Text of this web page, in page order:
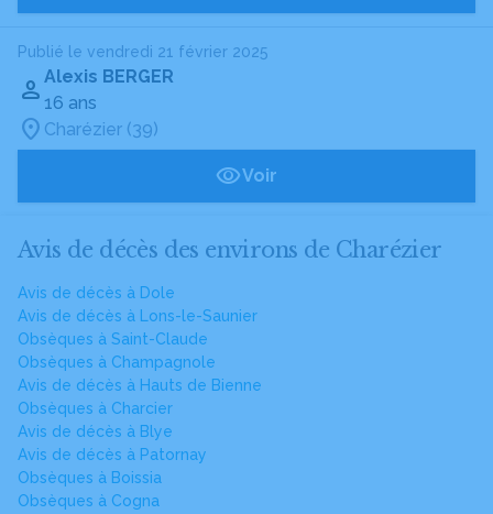
Publié le vendredi 21 février 2025
Alexis BERGER
16 ans
Charézier (39)
Voir
Avis de décès des environs de Charézier
Avis de décès à Dole
Avis de décès à Lons-le-Saunier
Obsèques à Saint-Claude
Obsèques à Champagnole
Avis de décès à Hauts de Bienne
Obsèques à Charcier
Avis de décès à Blye
Avis de décès à Patornay
Obsèques à Boissia
Obsèques à Cogna